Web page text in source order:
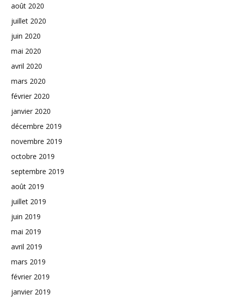
août 2020
juillet 2020
juin 2020
mai 2020
avril 2020
mars 2020
février 2020
janvier 2020
décembre 2019
novembre 2019
octobre 2019
septembre 2019
août 2019
juillet 2019
juin 2019
mai 2019
avril 2019
mars 2019
février 2019
janvier 2019